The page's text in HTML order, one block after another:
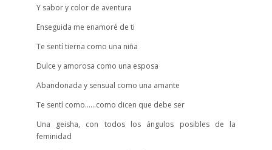
Y sabor y color de aventura
Enseguida me enamoré de ti
Te sentí tierna como una niña
Dulce y amorosa como una esposa
Abandonada y sensual como una amante
Te sentí como……como dicen que debe ser
Una geisha, con todos los ángulos posibles de la
feminidad